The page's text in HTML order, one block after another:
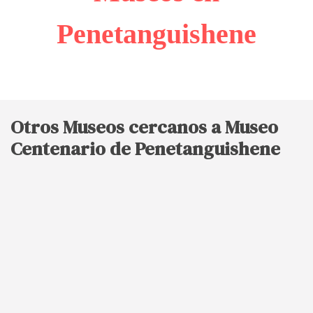
Penetanguishene
Otros Museos cercanos a Museo
Centenario de Penetanguishene